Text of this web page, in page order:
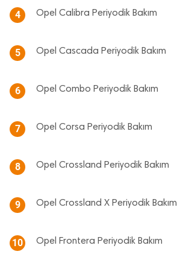
4 Opel Calibra Periyodik Bakım
5 Opel Cascada Periyodik Bakım
6 Opel Combo Periyodik Bakım
7 Opel Corsa Periyodik Bakım
8 Opel Crossland Periyodik Bakım
9 Opel Crossland X Periyodik Bakım
10 Opel Frontera Periyodik Bakım